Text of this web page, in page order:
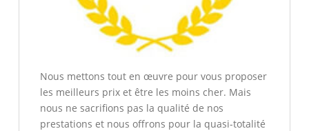
Nous mettons tout en œuvre pour vous proposer
les meilleurs prix et être les moins cher. Mais
nous ne sacrifions pas la qualité de nos
prestations et nous offrons pour la quasi-totalité